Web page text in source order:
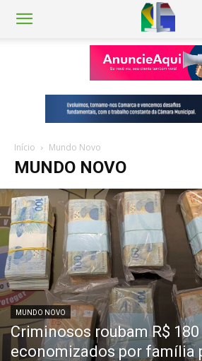
Início Mundo Novo
MUNDO NOVO
MUNDO NOVO
Criminosos roubam R$
economizados por família